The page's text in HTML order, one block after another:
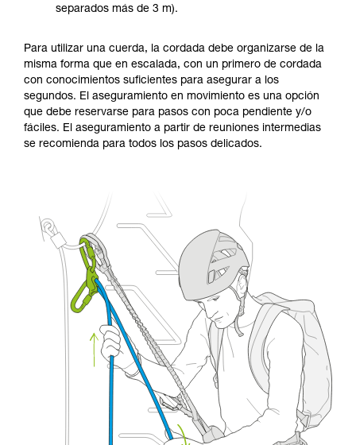
separados más de 3 m).
Para utilizar una cuerda, la cordada debe organizarse de la
misma forma que en escalada, con un primero de cordada
con conocimientos suficientes para asegurar a los
segundos. El aseguramiento en movimiento es una opción
que debe reservarse para pasos con poca pendiente y/o
fáciles. El aseguramiento a partir de reuniones intermedias
se recomienda para todos los pasos delicados.